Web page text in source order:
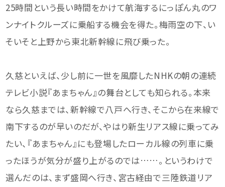
25時間という長い時間をかけて航海するにっぽん丸のワ
ンナイトクルーズに乗船する機会を得た。梅雨空の下、い
そいそと上野から東北新幹線に飛び乗った。
久慈といえば、少し前に一世を風靡したNHKの朝の連続
テレビ小説『あまちゃん』の舞台としても知られる。本来
なら久慈までは、新幹線で八戸へ行き、そこから在来線で
南下するのが早いのだが、やはり新生リアス線に乗ってみ
たい、『あまちゃん』にも登場したローカル線の列車に乗
ったほうが気分が盛り上がるのでは……。というわけで
選んだのは、まず盛岡へ行き、宮古経由で三陸鉄道リア